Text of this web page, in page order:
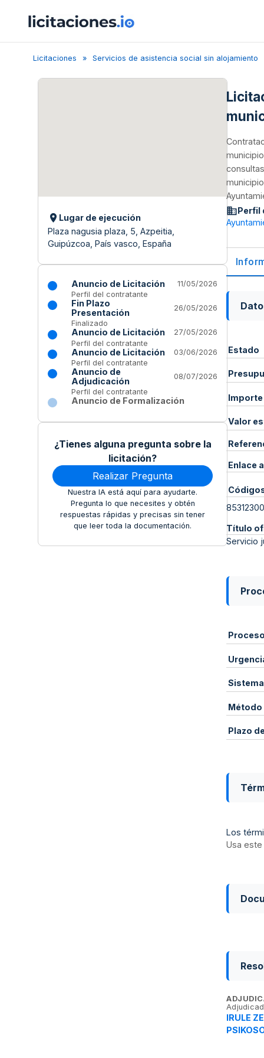
Licitaciones Servicios de asistencia social sin alojamiento
Lugar de ejecución
Plaza nagusia plaza, 5, Azpeitia,
Guipúzcoa, País vasco, España
Anuncio de Licitación
11/05/2026
Perfil del contratante
Fin Plazo
Presentación
26/05/2026
Finalizado
Anuncio de Licitación
27/05/2026
Perfil del contratante
Anuncio de Licitación
03/06/2026
Perfil del contratante
Anuncio de
Adjudicación
08/07/2026
Perfil del contratante
Anuncio de Formalización
¿Tienes alguna pregunta sobre la
licitación?
Realizar Pregunta
Nuestra IA está aquí para ayudarte.
Pregunta lo que necesites y obtén
respuestas rápidas y precisas sin tener
que leer toda la documentación.
Perfil
Estado
Valor
Enlace
85312300
Título
Servicio
Proceso
Método
Plazo
Los
Usa este
IRULE